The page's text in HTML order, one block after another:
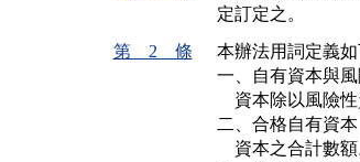
定訂定之。
第 2 條
本辦法用詞定義如
一、自有資本與
資本除以風險
二、合格自有資
資本之合計數額